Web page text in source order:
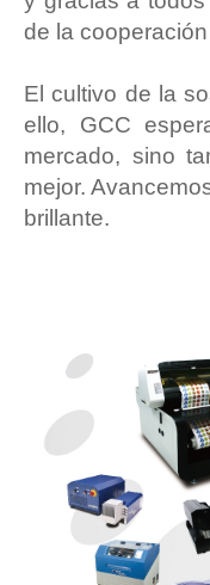
de la
El cultivo de la
ello, GCC
mercado, sino
mejor.
brillante.